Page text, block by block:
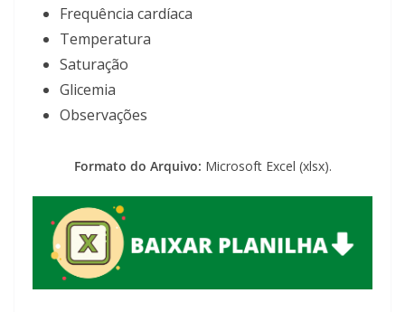
Frequência cardíaca
Temperatura
Saturação
Glicemia
Observações
Formato do Arquivo: Microsoft Excel (xlsx).